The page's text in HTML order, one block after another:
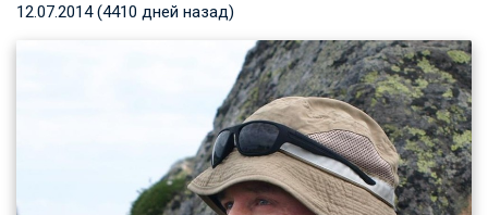
12.07.2014 (4410 дней назад)